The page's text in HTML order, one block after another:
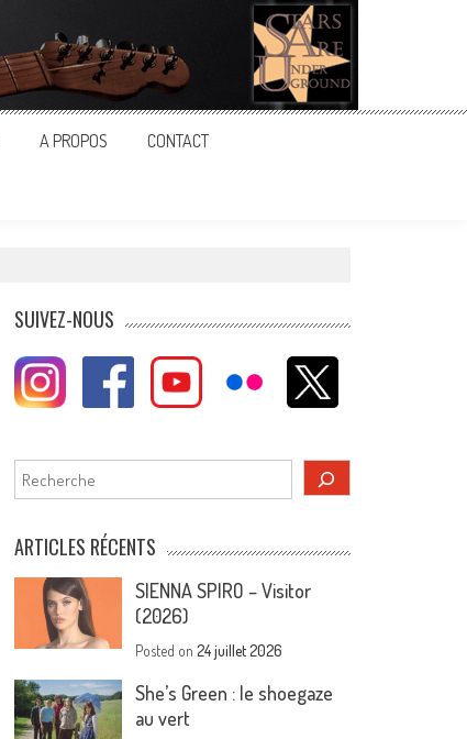
A PROPOS CONTACT
SUIVEZ-NOUS
Rechercher
ARTICLES RÉCENTS
SIENNA SPIRO – Visitor
(2026)
Posted on24 juillet 2026
She’s Green : le shoegaze
au vert